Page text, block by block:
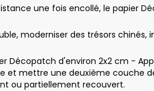
une fois encollé, le papier
moderniser des trésors
Décopatch d'environ 2x2 cm -
et mettre une deuxième couche
ou partiellement recouvert.